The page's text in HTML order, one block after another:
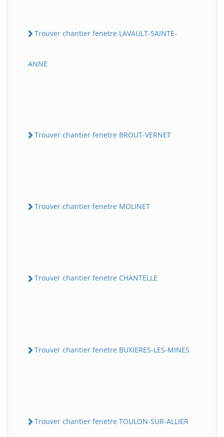
Trouver chantier fenetre LAVAULT-SAINTE-
ANNE
Trouver chantier fenetre BROUT-VERNET
Trouver chantier fenetre MOLINET
Trouver chantier fenetre CHANTELLE
Trouver chantier fenetre BUXIERES-LES-MINES
Trouver chantier fenetre TOULON-SUR-ALLIER